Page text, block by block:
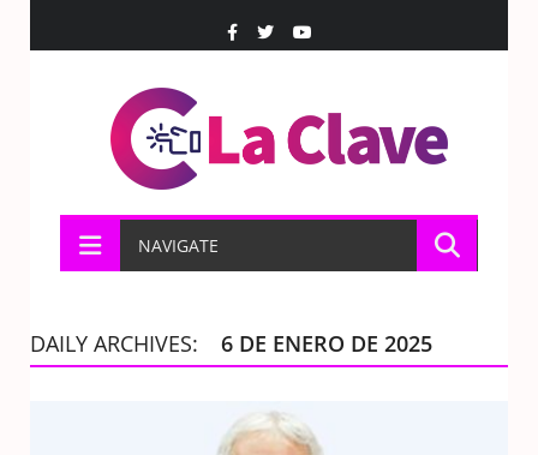
NAVIGATE
DAILY ARCHIVES: 6 DE ENERO DE 2025